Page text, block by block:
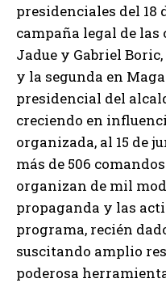
presidenciales del 18
campaña legal de
Jadue y Gabriel
y la segunda en
presidencial del
creciendo en
organizada, al 15 de
más de 506
organizan de mil
propaganda y las
programa, recién
suscitando amplio
poderosa